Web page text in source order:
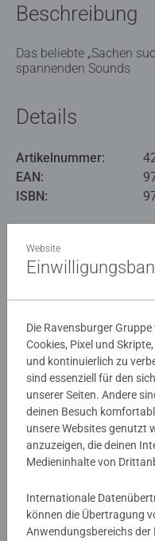
Beschreibung
Das beliebte „Sachen
spannenden Sounds
Details
Artikelnummer:
EAN:
ISBN:
Noch keine
abgegeben
0/0
Website
Die Ravensburger
Cookies, Pixel und
und kontinuierlich zu
sind essenziell für den
unserer Seiten. Andere
deinen Besuch
unsere Websites genutzt
anzuzeigen, die deinen
Medieninhalte von
Internationale
können die Übertragung
Anwendungsbereichs der